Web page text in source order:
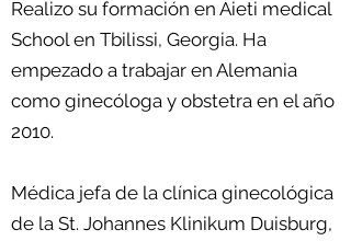
Realizo su formación en Aieti medical
School en Tbilissi, Georgia. Ha
empezado a trabajar en Alemania
como gin​ecóloga y obstetra en el año
2010.
Médica jefa de la clínica ginecológica
de la St. Johannes Klinikum Duisburg,